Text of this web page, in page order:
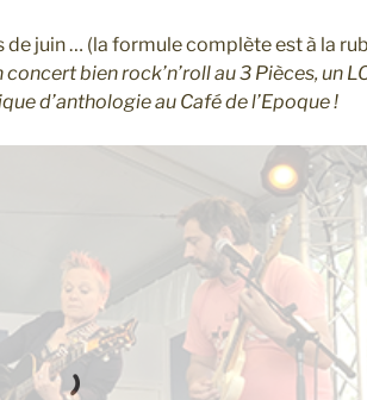
juin … (la formule complète est à la
bien rock’n’roll au 3 Pièces, un
d’anthologie au Café de l’Epoque !